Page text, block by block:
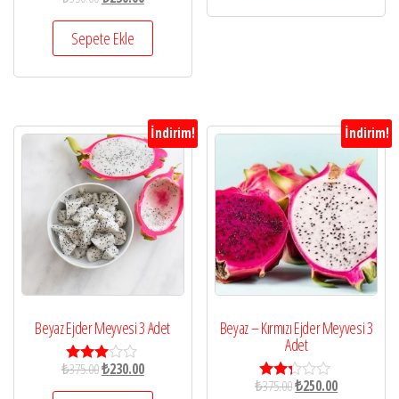
2.56
oy
Sepete Ekle
İndirim!
Beyaz Ejder Meyvesi 3 Adet
5
₺375.00₺230.00
İndirim!
Beyaz – Kırmızı Ejder Meyvesi 3
Adet
5
₺375.00₺250.00